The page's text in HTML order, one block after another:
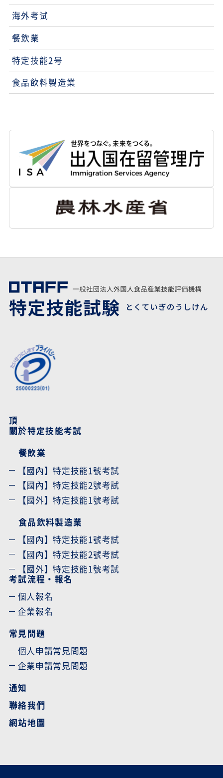
海外考试
餐飲業
特定技能2号
食品飲料製造業
頂
關於特定技能考試
餐飲業
【國內】特定技能1號考試
【國內】特定技能2號考試
【國外】特定技能1號考試
食品飲料製造業
【國內】特定技能1號考試
【國內】特定技能2號考試
【國外】特定技能1號考試
考試流程・報名
個人報名
企業報名
常見問題
個人申請常見問題
企業申請常見問題
通知
聯絡我們
網站地圖